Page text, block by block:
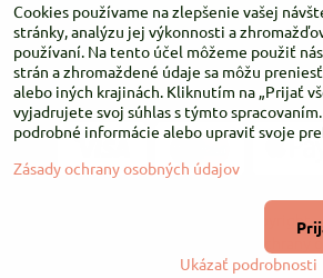
Otváracie hodiny:PO-ŠT 8:00 - 16:00
PIA-NE Zatvorené
Copyright
Zásady ochrany
Vytvorené pomocou:
Cookies používame na zlepšenie vašej
stránky, analýzu jej výkonnosti a
používaní. Na tento účel môžeme použiť
strán a zhromaždené údaje sa môžu
alebo iných krajinách. Kliknutím na „Prijať
vyjadrujete svoj súhlas s týmto
podrobné informácie alebo upraviť svoje
Zásady ochrany osobných údajov
Ukázať podrobnosti